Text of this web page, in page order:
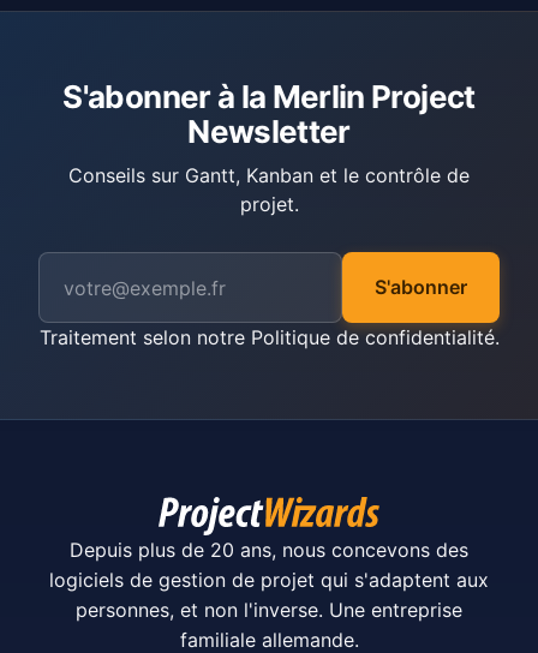
S'abonner à la Merlin Project
Newsletter
Conseils sur Gantt, Kanban et le contrôle de
projet.
S'abonner
Traitement selon notre Politique de confidentialité.
Depuis plus de 20 ans, nous concevons des
logiciels de gestion de projet qui s'adaptent aux
personnes, et non l'inverse. Une entreprise
familiale allemande.